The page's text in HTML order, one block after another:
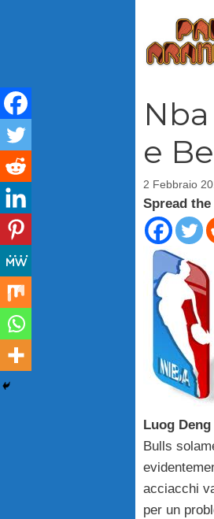
e
2 Febbraio
Spread
Luog Deng
Bulls
acciacchi
per un